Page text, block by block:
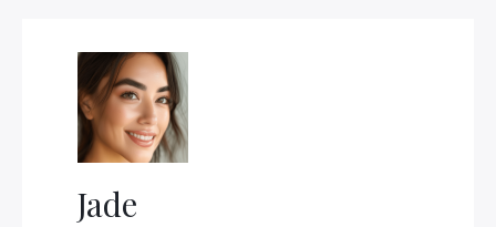
Jade